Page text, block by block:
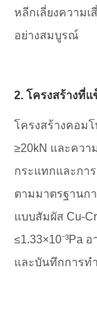
หลีกเลี่ยงความ
อย่างสมบูรณ์
2. โครงสร้างที่
โครงสร้างคอม
≥20kN และควา
กระแทกและกา
ตามมาตรฐานก
แบบสัมผัส Cu-
≤1.33×10⁻³Pa
และบันทึกการท